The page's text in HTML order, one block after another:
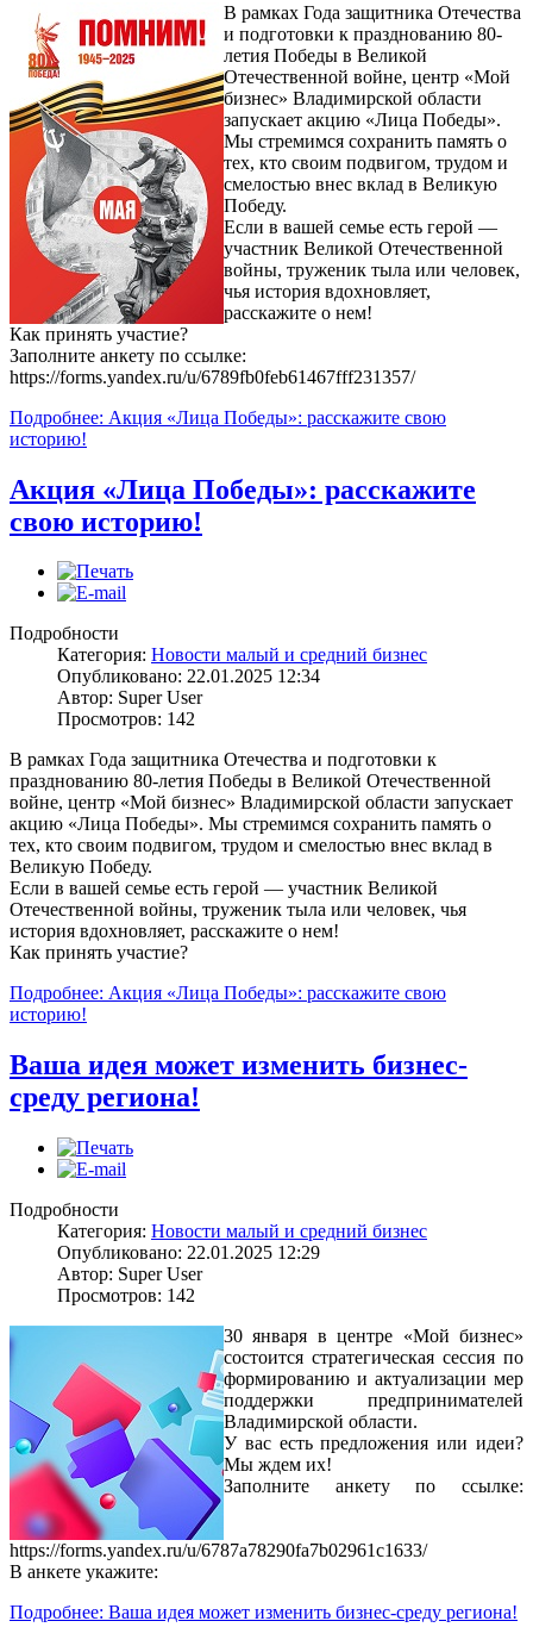
В рамках Года защитника Отечества
и подготовки к празднованию 80-
летия Победы в Великой
Отечественной войне, центр «Мой
бизнес» Владимирской области
запускает акцию «Лица Победы».
Мы стремимся сохранить память о
тех, кто своим подвигом, трудом и
смелостью внес вклад в Великую
Победу.
Если в вашей семье есть герой —
участник Великой Отечественной
войны, труженик тыла или человек,
чья история вдохновляет,
расскажите о нем!
Как принять участие?
Заполните анкету по ссылке:
https://forms.yandex.ru/u/6789fb0feb61467fff231357/
Подробнее: Акция «Лица Победы»: расскажите свою
историю!
Акция «Лица Победы»: расскажите
свою историю!
Подробности
Категория: Новости малый и средний бизнес
Опубликовано: 22.01.2025 12:34
Автор: Super User
Просмотров: 142
В рамках Года защитника Отечества и подготовки к
празднованию 80-летия Победы в Великой Отечественной
войне, центр «Мой бизнес» Владимирской области запускает
акцию «Лица Победы». Мы стремимся сохранить память о
тех, кто своим подвигом, трудом и смелостью внес вклад в
Великую Победу.
Если в вашей семье есть герой — участник Великой
Отечественной войны, труженик тыла или человек, чья
история вдохновляет, расскажите о нем!
Как принять участие?
Подробнее: Акция «Лица Победы»: расскажите свою
историю!
Ваша идея может изменить бизнес-
среду региона!
Подробности
Категория: Новости малый и средний бизнес
Опубликовано: 22.01.2025 12:29
Автор: Super User
Просмотров: 142
30 января в центре «Мой бизнес»
состоится стратегическая сессия по
формированию и актуализации мер
поддержки предпринимателей
Владимирской области.
У вас есть предложения или идеи?
Мы ждем их!
Заполните анкету по ссылке:
https://forms.yandex.ru/u/6787a78290fa7b02961c1633/
В анкете укажите:
Подробнее: Ваша идея может изменить бизнес-среду региона!